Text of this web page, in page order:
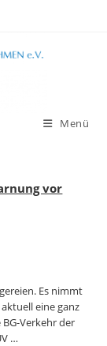
Menü
vor
Es nimmt
eine ganz
Verkehr der
…